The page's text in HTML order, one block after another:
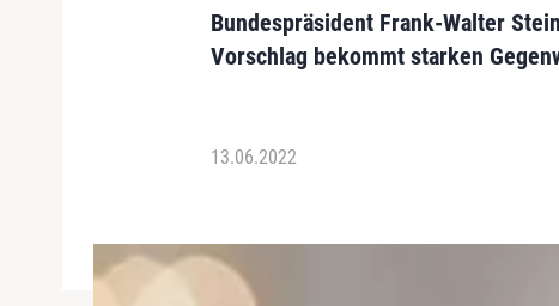
Bundespräsident Frank-Walter
Vorschlag bekommt starken
13.06.2022